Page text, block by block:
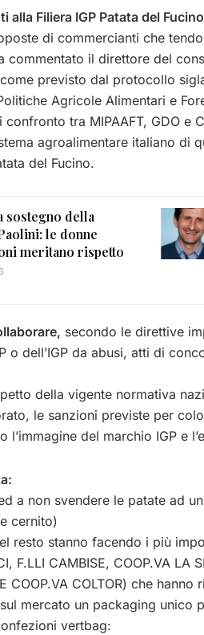
alla Filiera IGP Patata del Fucino
di commercianti che
commentato il direttore del
previsto dal protocollo
Agricole Alimentari e
tra MIPAAFT, GDO e
agroalimentare italiano di
del Fucino.
sostegno della
le donne
meritano rispetto
secondo le direttive
o dell’IGP da abusi, atti di
della vigente normativa
le sanzioni previste per
l’immagine del marchio IGP e
a non svendere le patate ad
cernito)
resto stanno facendo i più
F.LLI CAMBISE, COOP.VA LA
COOP.VA COLTOR) che
mercato un packaging unico
vertbag: